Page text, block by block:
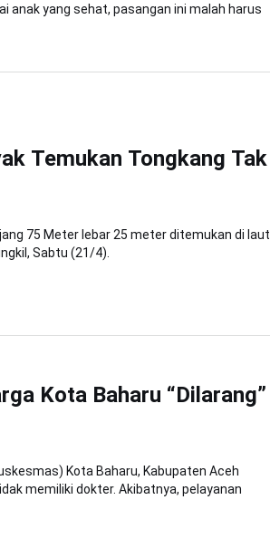
anak yang sehat, pasangan ini malah harus
Temukan Tongkang Tak
75 Meter lebar 25 meter ditemukan di laut
Sabtu (21/4).
Kota Baharu “Dilarang”
Kota Baharu, Kabupaten Aceh
memiliki dokter. Akibatnya, pelayanan